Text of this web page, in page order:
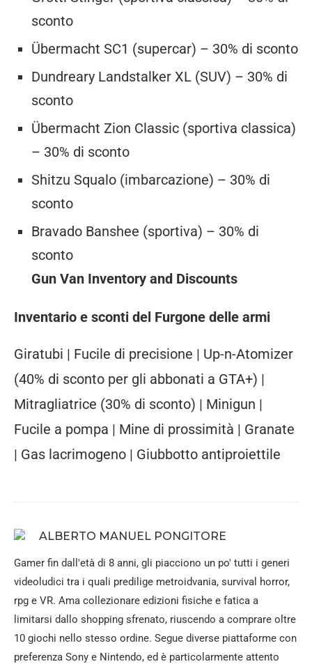
sconto
Übermacht SC1 (supercar) – 30% di sconto
Dundreary Landstalker XL (SUV) – 30% di
sconto
Übermacht Zion Classic (sportiva classica)
– 30% di sconto
Shitzu Squalo (imbarcazione) – 30% di
sconto
Bravado Banshee (sportiva) – 30% di
sconto
Gun Van Inventory and Discounts
Inventario e sconti del Furgone delle armi
Giratubi | Fucile di precisione | Up-n-Atomizer
(40% di sconto per gli abbonati a GTA+) |
Mitragliatrice (30% di sconto) | Minigun |
Fucile a pompa | Mine di prossimità | Granate
| Gas lacrimogeno | Giubbotto antiproiettile
ALBERTO MANUEL PONGITORE
Gamer fin dall'età di 8 anni, gli piacciono un po' tutti i generi
videoludici tra i quali predilige metroidvania, survival horror,
rpg e VR. Ama collezionare edizioni fisiche e fatica a
limitarsi dallo shopping sfrenato, riuscendo a comprare oltre
10 giochi nello stesso ordine. Segue diverse piattaforme con
preferenza Sony e Nintendo, ed è particolarmente attento